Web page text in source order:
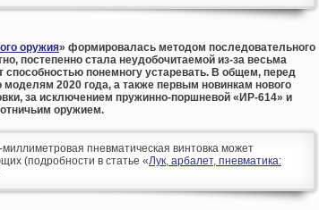
оружия» формировалась методом последовательного
постепенно стала неудобочитаемой из-за весьма
понемногу устаревать. В общем, перед
2020 года, а также первым новинкам нового
за исключением пружинно-поршневой «ИР-614» и
оружием.
пневматическая винтовка может
(подробности в статье «Лук, арбалет, пневматика: